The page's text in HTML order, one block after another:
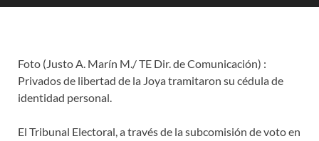
Foto (Justo A. Marín M./ TE Dir. de Comunicación) :
Privados de libertad de la Joya tramitaron su cédula de
identidad personal.
El Tribunal Electoral, a través de la subcomisión de voto en